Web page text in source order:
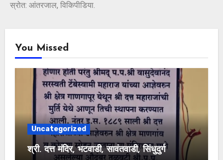
स्रोत: आंतरजाल, विकिपीडिया.
You Missed
Uncategorized
श्री. दत्त मंदिर, भटवाडी, सावंतवाडी, सिंधुदुर्ग